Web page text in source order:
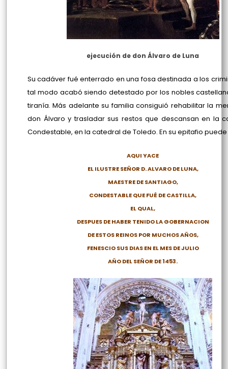
ejecución de don Álvaro de Luna
Su cadáver fué enterrado en una fosa destinada a los
tal modo acabó siendo detestado por los nobles
tiranía. Más adelante su familia consiguió rehabilitar la
don Álvaro y trasladar sus restos que descansan en la
Condestable, en la catedral de Toledo. En su epitafio
AQUI YACE
EL ILUSTRE SEÑOR D. ALVARO DE LUNA,
MAESTRE DE SANTIAGO,
CONDESTABLE QUE FUÉ DE CASTILLA,
EL QUAL,
DESPUES DE HABER TENIDO LA GOBERNACION
DE ESTOS REINOS POR MUCHOS AÑOS,
FENESCIO SUS DIAS EN EL MES DE JULIO
AÑO DEL SEÑOR DE 1453.